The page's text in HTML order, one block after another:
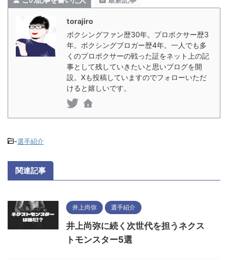
torajiro
ボクシングファン歴30年。プロボクサー歴3
年。ボクシングブロガー歴4年。一人でも多
くのプロボクサーの戦った証をネット上の記
事として残していきたいと思いブログを開
設。Xも投稿していますのでフォローいただ
けると嬉しいです。
-選手紹介
関連記事
井上尚弥 選手紹介
井上尚弥に続く次世代を担うネクス
トモンスター5選